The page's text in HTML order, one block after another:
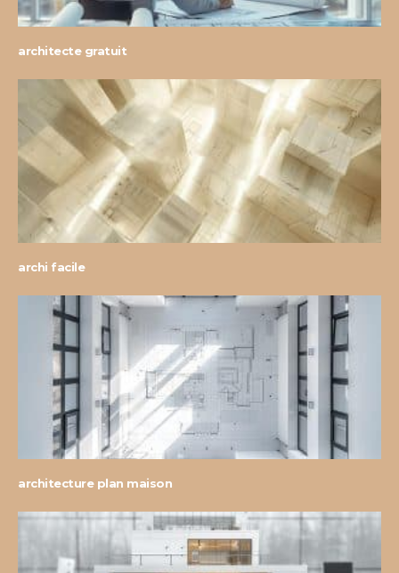
architecte gratuit
archi facile
architecture plan maison